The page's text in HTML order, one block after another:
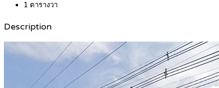
1 ตารางวา
Description